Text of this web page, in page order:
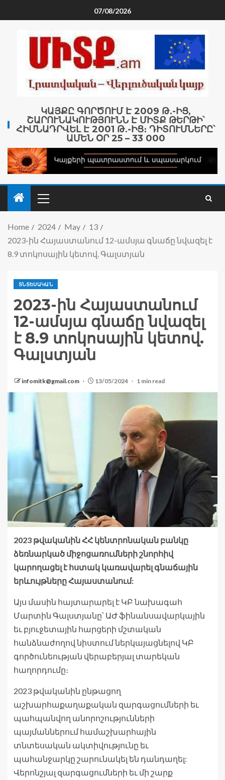
07/08/2026
ԿԱՅՔԸ ԳՈՐԾՈՒՄ Է 2009 Թ․-ԻՑ,
ՇԱՐՈՒՆԱԿՈՒԹՅՈՒՆՆ Է ՄԻՏՔ ԹԵՐԹԻ՝
ՀԻՄՆԱԴՐՎԵԼ Է 2001 Թ․-ԻՑ։ ԴԻՏՈՒՄՆԵՐԸ՝
ԱՄԵՆ ՕՐ 25 – 33 000
Home 2024 May
13
2023-ին Հայաստանում 12-ամսյա գնաճը նվազել է
8.9 տոկոսային կետով. Գալստյան
ՏՆՏԵՍԱԿԱՆ
2023-ին Հայաստանում
12-ամսյա գնաճը նվազել
է 8.9 տոկոսային կետով.
Գալստյան
infomitk@gmail.com 13/05/2024 1 min read
2023 թվականին ՀՀ կենտրոնական բանկը
ձեռնարկած միջոցառումների շնորհիվ
կարողացել է հստակ կառավարել գնաճային
երևույթները Հայաստանում:
Այս մասին հայտարարել է ԿԲ նախագահ
Մարտին Գալստյանը՝ ԱԺ ֆինանսավարկային
եւ բյուջետային հարցերի մշտական
հանձնաժողով նիստում ներկայացնելով ԿԲ
գործունեության վերաբերյալ տարեկան
հաղորդումը։
2023 թվականին ընթացող
աշխարհաքաղաքական զարգացումների եւ
պահպանվող անորոշությունների
պայմաններում համաշխարհային
տնտեսական ակտիվությունը եւ
պահանջարկը շարունակել են դանդաղել:
Վերոնշյալ զարգացումների եւ մի շարք